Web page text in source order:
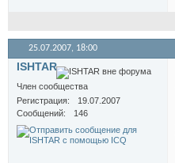
25.07.2007, 18:00
ISHTAR
Член сообщества
Регистрация
19.07.2007
Сообщений
146